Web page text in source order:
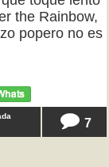
the Rainbow,
popero no es
7